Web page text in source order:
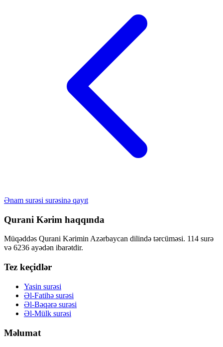
Ənam surəsi surəsinə qayıt
Qurani Kərim haqqında
Müqəddəs Qurani Kərimin Azərbaycan dilində tərcüməsi. 114 surə
və 6236 ayədən ibarətdir.
Tez keçidlər
Yasin surəsi
Əl-Fatihə surəsi
Əl-Bəqərə surəsi
Əl-Mülk surəsi
Məlumat